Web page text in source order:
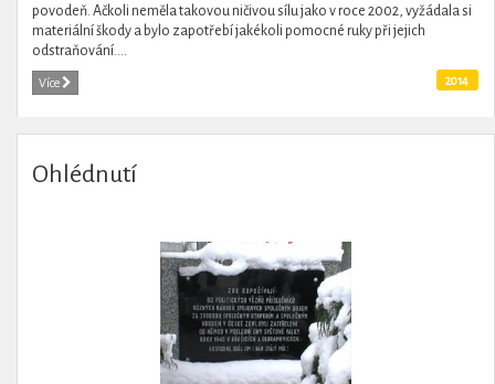
povodeň. Ačkoli neměla takovou ničivou sílu jako v roce 2002, vyžádala si
materiální škody a bylo zapotřebí jakékoli pomocné ruky při jejich
odstraňování....
Více 2014
Ohlédnutí